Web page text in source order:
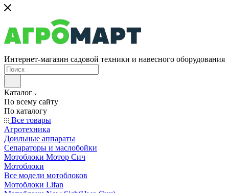
Интернет-магазин садовой техники и навесного оборудования
Каталог
По всему сайту
По каталогу
Все товары
Агротехника
Доильные аппараты
Сепараторы и маслобойки
Мотоблоки Мотор Сич
Мотоблоки
Все модели мотоблоков
Мотоблоки Lifan